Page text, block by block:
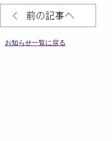
お知らせ一覧に戻る